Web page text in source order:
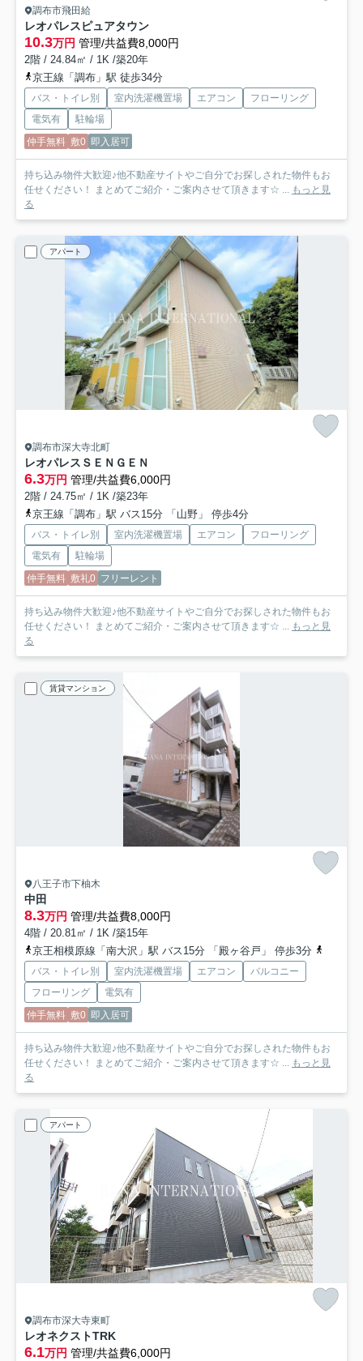
調布市飛田給
レオパレスピュアタウン
10.3万円 管理/共益費8,000円
2階 / 24.84㎡ / 1K /築20年
京王線「調布」駅 徒歩34分
バス・トイレ別 室内洗濯機置場 エアコン
フローリング
電気有
駐輪場
仲手無料 敷0 即入居可
持ち込み物件大歓迎♪他不動産サイトやご自分でお探しされた物件もお
任せください！ まとめてご紹介・ご案内させて頂きます☆ ...
もっと見
る
アパート
調布市深大寺北町
レオパレスＳＥＮＧＥＮ
6.3万円 管理/共益費6,000円
2階 / 24.75㎡ / 1K /築23年
京王線「調布」駅 バス15分 「山野」 停歩4分
バス・トイレ別 室内洗濯機置場 エアコン
フローリング
電気有
駐輪場
仲手無料 敷礼0 フリーレント
持ち込み物件大歓迎♪他不動産サイトやご自分でお探しされた物件もお
任せください！ まとめてご紹介・ご案内させて頂きます☆ ...
もっと見
る
賃貸マンション
八王子市下柚木
中田
8.3万円 管理/共益費8,000円
4階 / 20.81㎡ / 1K /築15年
京王相模原線「南大沢」駅 バス15分 「殿ヶ谷戸」 停歩3分
バス・トイレ別 室内洗濯機置場 エアコン
バルコニー
フローリング
電気有
仲手無料 敷0 即入居可
持ち込み物件大歓迎♪他不動産サイトやご自分でお探しされた物件もお
任せください！ まとめてご紹介・ご案内させて頂きます☆ ...
もっと見
る
アパート
調布市深大寺東町
レオネクストTRK
6.1万円 管理/共益費6,000円